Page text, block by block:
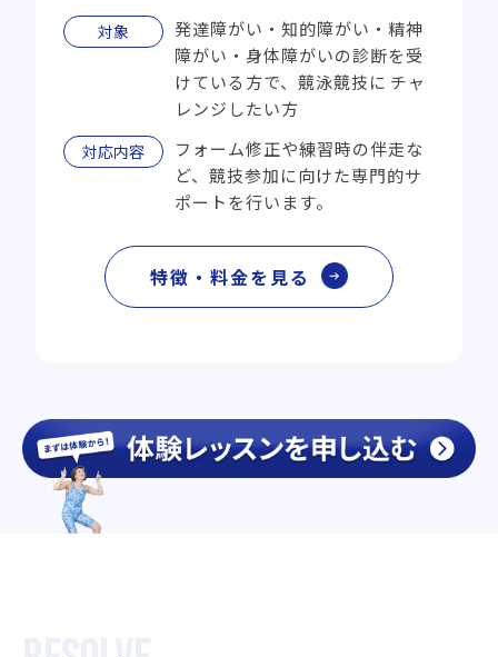
対象
発達障がい・知的障がい・精神
障がい・身体障がいの診断を受
けている方で、競泳競技に チャ
レンジしたい方
対応内容
フォーム修正や練習時の伴走な
ど、競技参加に向けた専門的サ
ポートを行います。
特徴・料金を見る